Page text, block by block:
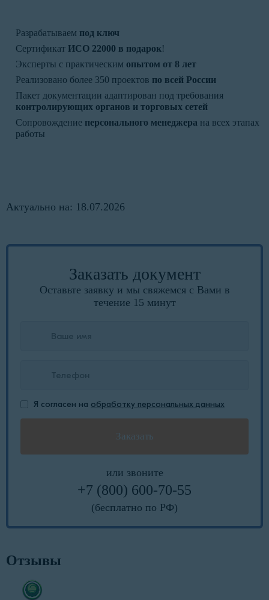
Разрабатываем под ключ
Сертификат ИСО 22000 в подарок!
Эксперты с практическим опытом от 8 лет
Реализовано более 350 проектов по всей России
Пакет документации адаптирован под требования
контролирующих органов и торговых сетей
Сопровождение персонального менеджера на всех этапах
работы
Актуально на: 18.07.2026
Заказать документ
Оставьте заявку и мы свяжемся с Вами в
течение 15 минут
Я согласен на обработку персональных данных
или звоните
+7 (800) 600-70-55
(бесплатно по РФ)
Отзывы